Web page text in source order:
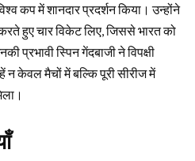
कप में शानदार प्रदर्शन किया। उन्होंने
हुए चार विकेट लिए, जिससे भारत को
प्रभावी स्पिन गेंदबाजी ने विपक्षी
न केवल मैचों में बल्कि पूरी सीरीज में